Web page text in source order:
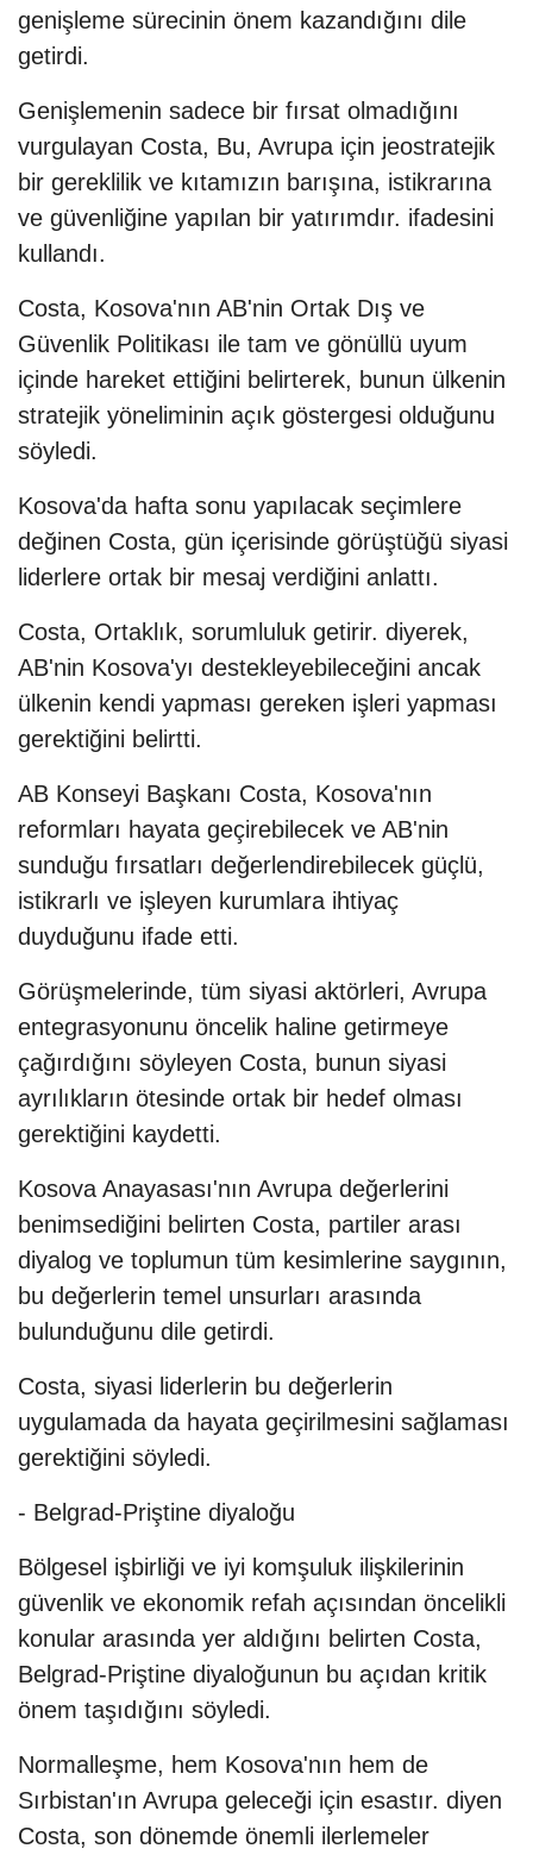
genişleme sürecinin önem kazandığını dile
getirdi.
Genişlemenin sadece bir fırsat olmadığını
vurgulayan Costa, Bu, Avrupa için jeostratejik
bir gereklilik ve kıtamızın barışına, istikrarına
ve güvenliğine yapılan bir yatırımdır. ifadesini
kullandı.
Costa, Kosova'nın AB'nin Ortak Dış ve
Güvenlik Politikası ile tam ve gönüllü uyum
içinde hareket ettiğini belirterek, bunun ülkenin
stratejik yöneliminin açık göstergesi olduğunu
söyledi.
Kosova'da hafta sonu yapılacak seçimlere
değinen Costa, gün içerisinde görüştüğü siyasi
liderlere ortak bir mesaj verdiğini anlattı.
Costa, Ortaklık, sorumluluk getirir. diyerek,
AB'nin Kosova'yı destekleyebileceğini ancak
ülkenin kendi yapması gereken işleri yapması
gerektiğini belirtti.
AB Konseyi Başkanı Costa, Kosova'nın
reformları hayata geçirebilecek ve AB'nin
sunduğu fırsatları değerlendirebilecek güçlü,
istikrarlı ve işleyen kurumlara ihtiyaç
duyduğunu ifade etti.
Görüşmelerinde, tüm siyasi aktörleri, Avrupa
entegrasyonunu öncelik haline getirmeye
çağırdığını söyleyen Costa, bunun siyasi
ayrılıkların ötesinde ortak bir hedef olması
gerektiğini kaydetti.
Kosova Anayasası'nın Avrupa değerlerini
benimsediğini belirten Costa, partiler arası
diyalog ve toplumun tüm kesimlerine saygının,
bu değerlerin temel unsurları arasında
bulunduğunu dile getirdi.
Costa, siyasi liderlerin bu değerlerin
uygulamada da hayata geçirilmesini sağlaması
gerektiğini söyledi.
- Belgrad-Priştine diyaloğu
Bölgesel işbirliği ve iyi komşuluk ilişkilerinin
güvenlik ve ekonomik refah açısından öncelikli
konular arasında yer aldığını belirten Costa,
Belgrad-Priştine diyaloğunun bu açıdan kritik
önem taşıdığını söyledi.
Normalleşme, hem Kosova'nın hem de
Sırbistan'ın Avrupa geleceği için esastır. diyen
Costa, son dönemde önemli ilerlemeler